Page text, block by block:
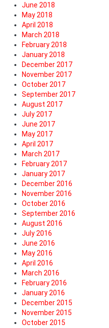
June 2018
May 2018
April 2018
March 2018
February 2018
January 2018
December 2017
November 2017
October 2017
September 2017
August 2017
July 2017
June 2017
May 2017
April 2017
March 2017
February 2017
January 2017
December 2016
November 2016
October 2016
September 2016
August 2016
July 2016
June 2016
May 2016
April 2016
March 2016
February 2016
January 2016
December 2015
November 2015
October 2015